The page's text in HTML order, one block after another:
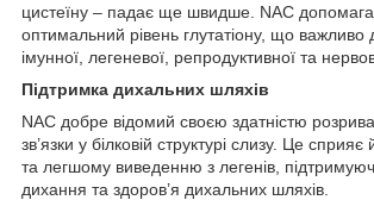
цистеїну – падає ще швидше. NAC
оптимальний рівень глутатіону, що важливо
імунної, легеневої, репродуктивної та
Підтримка дихальних шляхів
NAC добре відомий своєю здатністю
зв’язки у білковій структурі слизу. Це
та легшому виведенню з легенів,
дихання та здоров’я дихальних шляхів.